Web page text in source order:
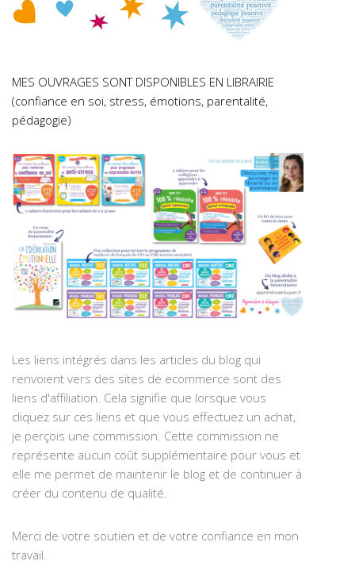
MES OUVRAGES SONT DISPONIBLES EN LIBRAIRIE
(confiance en soi, stress, émotions, parentalité,
pédagogie)
Les liens intégrés dans les articles du blog qui
renvoient vers des sites de ecommerce sont des
liens d'affiliation. Cela signifie que lorsque vous
cliquez sur ces liens et que vous effectuez un achat,
je perçois une commission. Cette commission ne
représente aucun coût supplémentaire pour vous et
elle me permet de maintenir le blog et de continuer à
créer du contenu de qualité.
Merci de votre soutien et de votre confiance en mon
travail.